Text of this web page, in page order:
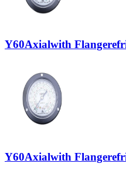
Y60Axialwith
Y60Axialwith